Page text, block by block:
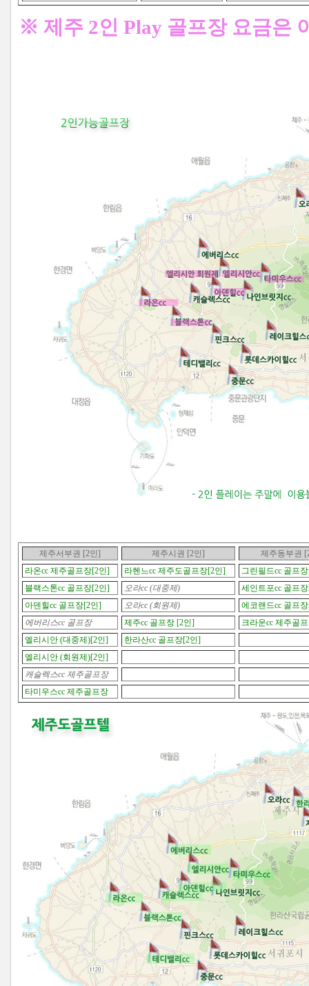
※ 제주 2인 Play 골프장 요금은
제주서부권 [2인] 제주시권 [2인] 제주동부권
라온cc 제주골프장[2인]
라헨느cc 제주도골프장[2인]
그린필드cc 골프
블랙스톤cc 골프장[2인]
오라cc (대중제)
세인트포cc 골프
아덴힐cc 골프장[2인]
오라cc (회원제)
에코랜드cc 골프
에버리스cc 골프장
제주cc 골프장 [2인]
크라운cc 제주골
엘리시안 (대중제)[2인]
한라산cc 골프장[2인]
엘리시안 (회원제)[2인]
캐슬렉스cc 제주골프장
타미우스cc 제주골프장